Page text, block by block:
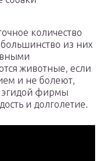
количество
из них
животные, если
и не болеют,
эгидой фирмы
и долголетие.